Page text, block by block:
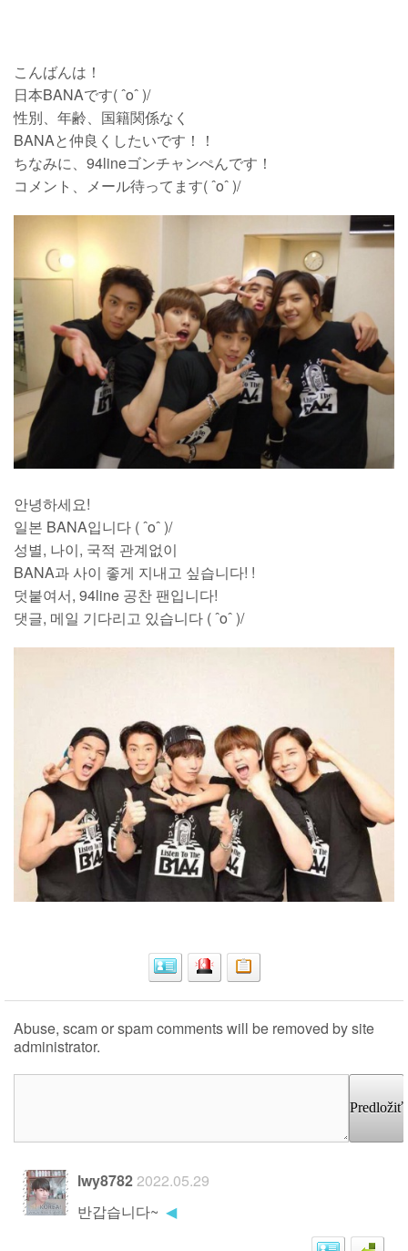
こんばんは！
日本BANAです( ˆoˆ )/
性別、年齢、国籍関係なく
BANAと仲良くしたいです！！
ちなみに、94lineゴンチャンぺんです！
コメント、メール待ってます( ˆoˆ )/
안녕하세요!
일본 BANA입니다 ( ˆoˆ )/
성별, 나이, 국적 관계없이
BANA과 사이 좋게 지내고 싶습니다! !
덧붙여서, 94line 공찬 팬입니다!
댓글, 메일 기다리고 있습니다 ( ˆoˆ )/
Abuse, scam or spam comments will be removed by site
administrator.
Predložiť
lwy87822022.05.29
반갑습니다~ ◀